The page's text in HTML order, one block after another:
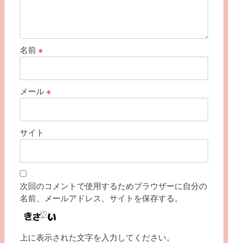
名前 ※
メール ※
サイト
次回のコメントで使用するためブラウザーに自分の
名前、メールアドレス、サイトを保存する。
上に表示された文字を入力してください。